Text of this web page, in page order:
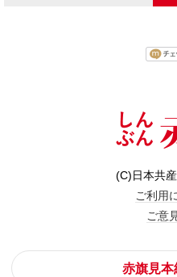
(C)日本共
ご利用
ご意
赤旗見本